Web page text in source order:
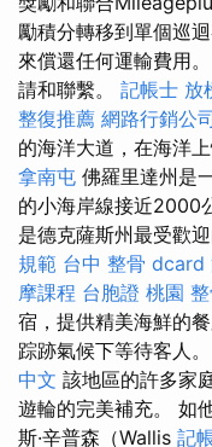
勵積分轉移到單個巡
來償還任何運輸費用
請和聯繫。 記帳士 放
整復推薦 網路行銷公
的海洋大道，在海洋
拿南屯 佛羅里達州是
的小海岸線接近2000
是德克薩斯州最受歡
規範 台中 整骨 dcard
摩課程 台胞證 桃園
宿，提供精美海鮮的
踪跡氣候下等待客人。
中文 該地區的許多家
遊輪的完美補充。 如
斯·辛普森（Wallis 記